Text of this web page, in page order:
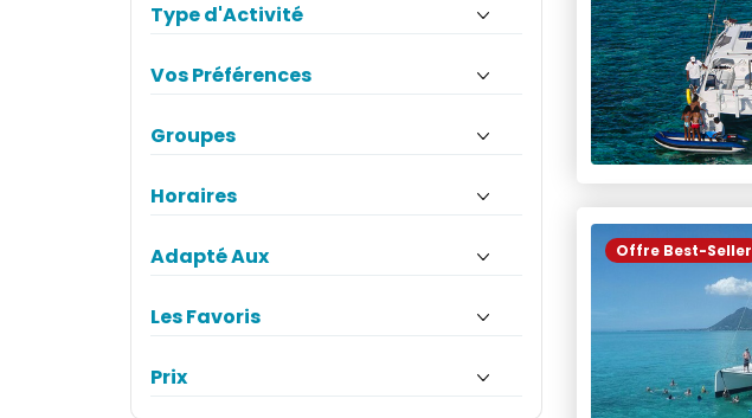
Type d'Activité
Vos Préférences
Groupes
Horaires
Adapté Aux
Les Favoris
Prix
Offre Best-Seller